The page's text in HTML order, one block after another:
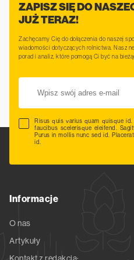
ZAPISZ SIĘ DO
JUŻ TERAZ!
Zachęcamy Cię do dołączenia do naszej
wiadomości dotyczących rolnictwa. Nasz
porad i analiz, które pomogą Ci być na
Risus quis varius quam quisque
faucibus scelerisque eleifend.
Purus in mollis nunc sed id.
id.
Informacje
O nas
Artykuły